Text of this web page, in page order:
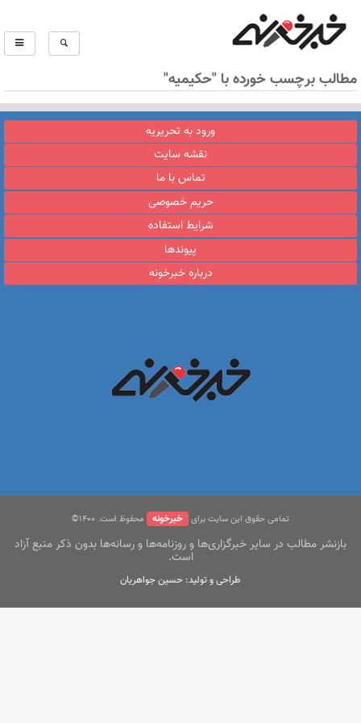
مطالب برچسب خورده با "حکیمیه"
ورود به تحریریه
نقشه سایت
تماس با ما
حریم خصوصی
شرایط استفاده
پیوندها
درباره خبرخونه
تمامی حقوق این سایت برای خبرخونه محفوظ است. ۱400©
بازنشر مطالب در سایر خبرگزاری‌ها و روزنامه‌ها و رسانه‌ها بدون ذکر منبع آزاد
است.
طراحی و تولید: حسین جواهریان